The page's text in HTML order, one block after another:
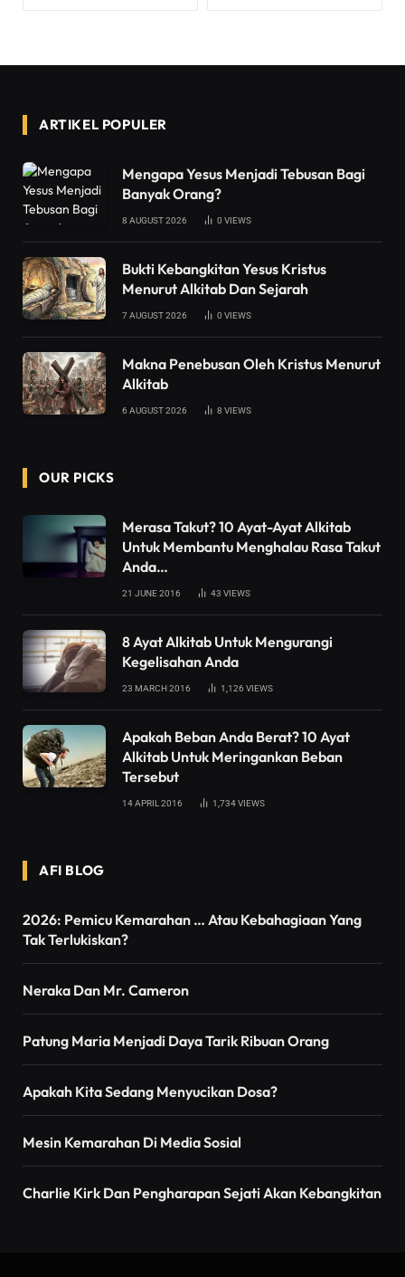
ARTIKEL POPULER
Mengapa Yesus Menjadi Tebusan Bagi
Banyak Orang?
8 AUGUST 2026 0 VIEWS
Bukti Kebangkitan Yesus Kristus
Menurut Alkitab Dan Sejarah
7 AUGUST 2026 0 VIEWS
Makna Penebusan Oleh Kristus Menurut
Alkitab
6 AUGUST 2026 8 VIEWS
OUR PICKS
Merasa Takut? 10 Ayat-Ayat Alkitab
Untuk Membantu Menghalau Rasa Takut
Anda…
21 JUNE 2016 43 VIEWS
8 Ayat Alkitab Untuk Mengurangi
Kegelisahan Anda
23 MARCH 2016 1,126 VIEWS
Apakah Beban Anda Berat? 10 Ayat
Alkitab Untuk Meringankan Beban
Tersebut
14 APRIL 2016 1,734VIEWS
AFI BLOG
2026: Pemicu Kemarahan … Atau Kebahagiaan Yang
Tak Terlukiskan?
Neraka Dan Mr. Cameron
Patung Maria Menjadi Daya Tarik Ribuan Orang
Apakah Kita Sedang Menyucikan Dosa?
Mesin Kemarahan Di Media Sosial
Charlie Kirk Dan Pengharapan Sejati Akan Kebangkitan